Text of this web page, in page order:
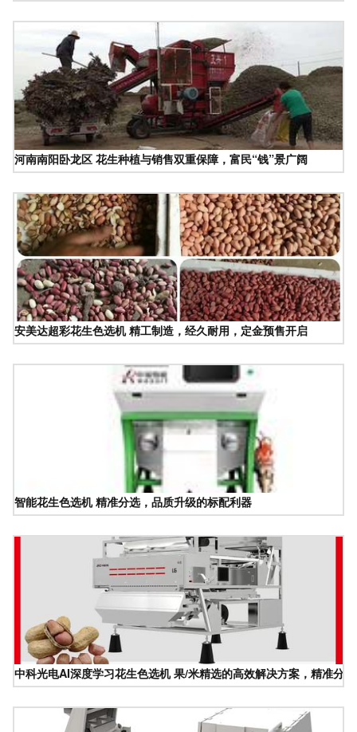
河南南阳卧龙区 花生种植与销售双重保障，富民“钱”景广阔
安美达超彩花生色选机 精工制造，经久耐用，定金预售开启
智能花生色选机 精准分选，品质升级的标配利器
中科光电AI深度学习花生色选机 果/米精选的高效解决方案，精准分